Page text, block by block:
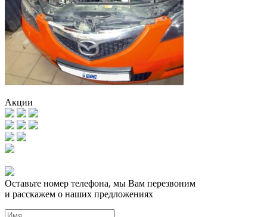
Акции
Оставьте номер телефона, мы Вам перезвоним
и расскажем о наших предложениях